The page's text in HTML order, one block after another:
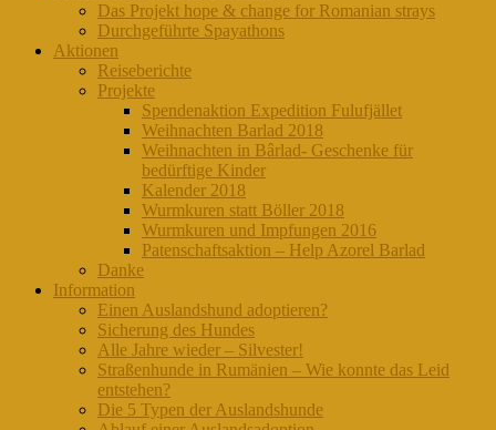
Das Projekt hope & change for Romanian strays
Durchgeführte Spayathons
Aktionen
Reiseberichte
Projekte
Spendenaktion Expedition Fulufjället
Weihnachten Barlad 2018
Weihnachten in Bârlad- Geschenke für
bedürftige Kinder
Kalender 2018
Wurmkuren statt Böller 2018
Wurmkuren und Impfungen 2016
Patenschaftsaktion – Help Azorel Barlad
Danke
Information
Einen Auslandshund adoptieren?
Sicherung des Hundes
Alle Jahre wieder – Silvester!
Straßenhunde in Rumänien – Wie konnte das Leid
entstehen?
Die 5 Typen der Auslandshunde